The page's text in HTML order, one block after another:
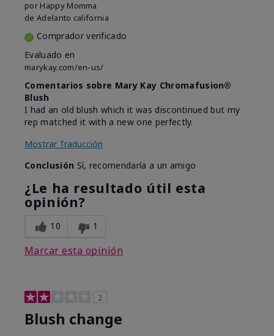
por Happy Momma
de Adelanto california
Comprador verificado
Evaluado en
marykay.com/en-us/
Comentarios sobre Mary Kay Chromafusion®
Blush
I had an old blush which it was discontinued but my
rep matched it with a new one perfectly.
Mostrar Traducción
Conclusión Sí, recomendaría a un amigo
¿Le ha resultado útil esta
opinión?
10 1
Marcar esta opinión
2
Blush change